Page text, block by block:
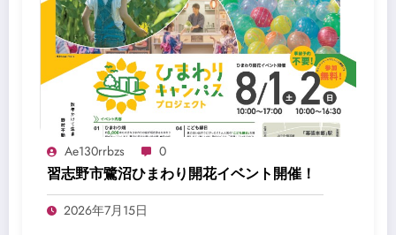
Ae130rrbzs 0
習志野市鷺沼ひまわり開花イベント開催！
2026年7月15日